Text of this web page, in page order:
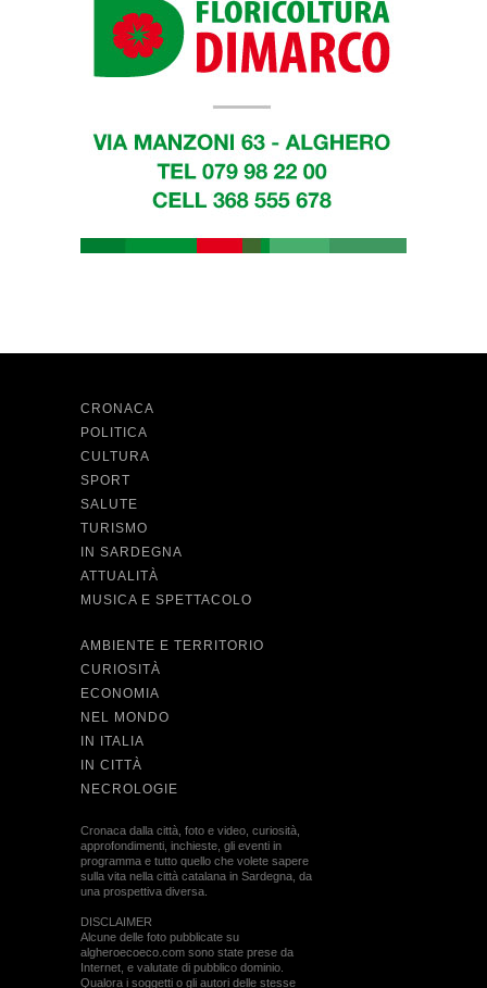
CRONACA
POLITICA
CULTURA
SPORT
SALUTE
TURISMO
IN SARDEGNA
ATTUALITÀ
MUSICA E SPETTACOLO
AMBIENTE E TERRITORIO
CURIOSITÀ
ECONOMIA
NEL MONDO
IN ITALIA
IN CITTÀ
NECROLOGIE
Cronaca dalla città, foto e video, curiosità,
approfondimenti, inchieste, gli eventi in
programma e tutto quello che volete sapere
sulla vita nella città catalana in Sardegna, da
una prospettiva diversa.
DISCLAIMER
Alcune delle foto pubblicate su
algheroecoeco.com sono state prese da
Internet, e valutate di pubblico dominio.
Qualora i soggetti o gli autori delle stesse